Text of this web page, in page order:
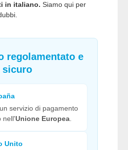
in italiano. Siamo qui per
regolamentato e
sicuro
servizio di pagamento
nell'Unione Europea.
Unito